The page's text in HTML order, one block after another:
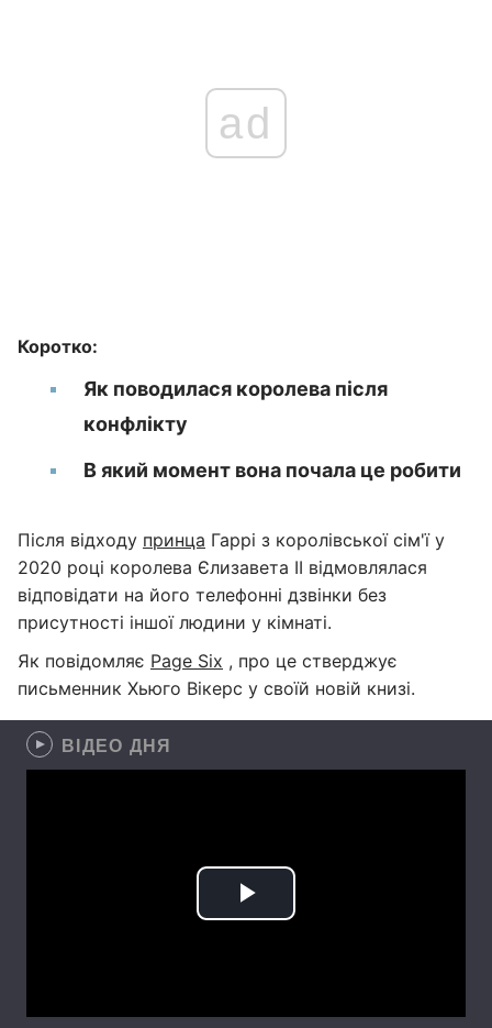
ad
Коротко:
Як поводилася королева після
конфлікту
В який момент вона почала це робити
Після відходу принца Гаррі з королівської сім'ї у
2020 році королева Єлизавета II відмовлялася
відповідати на його телефонні дзвінки без
присутності іншої людини у кімнаті.
Як повідомляє Page Six , про це стверджує
письменник Хьюго Вікерс у своїй новій книзі.
ВІДЕО ДНЯ